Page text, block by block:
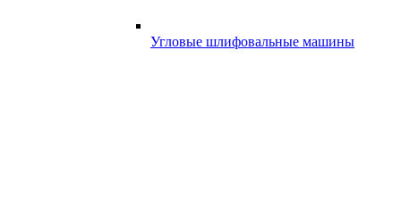
Угловые шлифовальные машины